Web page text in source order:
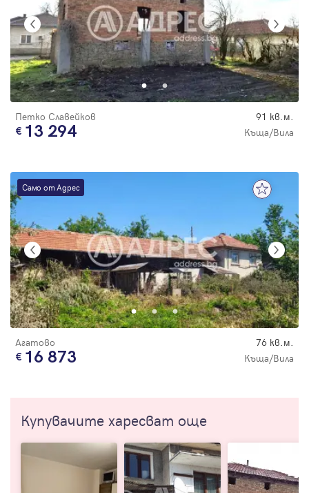
Петко Славейков 91 кв.м.
13 294 Къща/Вила
Само от Адрес
Агатово 76 кв.м.
16 873 Къща/Вила
Купувачите харесват още